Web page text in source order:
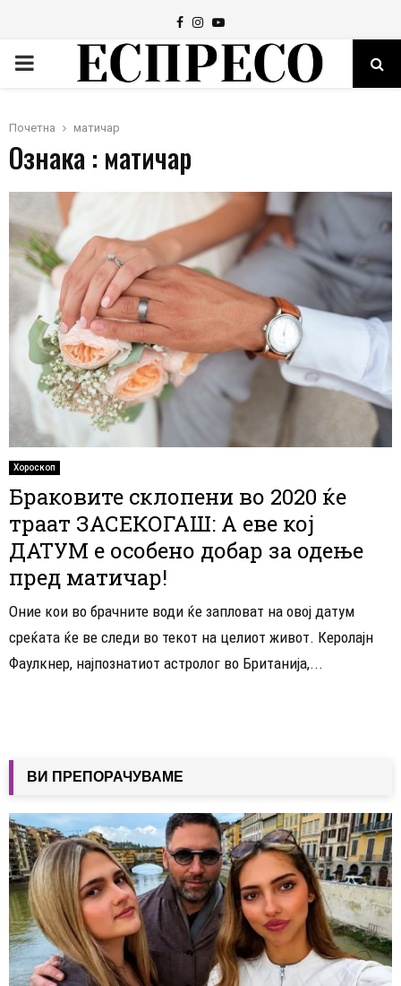
Facebook
Instagram
Youtube
PRIMARY
Почетна матичар
Ознака : матичар
Хороскоп
Браковите склопени во 2020 ќе
траат ЗАСЕКОГАШ: А еве кој
ДАТУМ е особено добар за одење
пред матичар!
Оние кои во брачните води ќе запловат на овој датум
среќата ќе ве следи во текот на целиот живот. Керолајн
Фаулкнер, најпознатиот астролог во Британија,...
ВИ ПРЕПОРАЧУВАМЕ